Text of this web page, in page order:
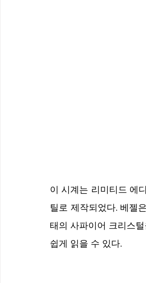
이 시계는 리미티드 에
틸로 제작되었다. 베젤
태의 사파이어 크리스
쉽게 읽을 수 있다.